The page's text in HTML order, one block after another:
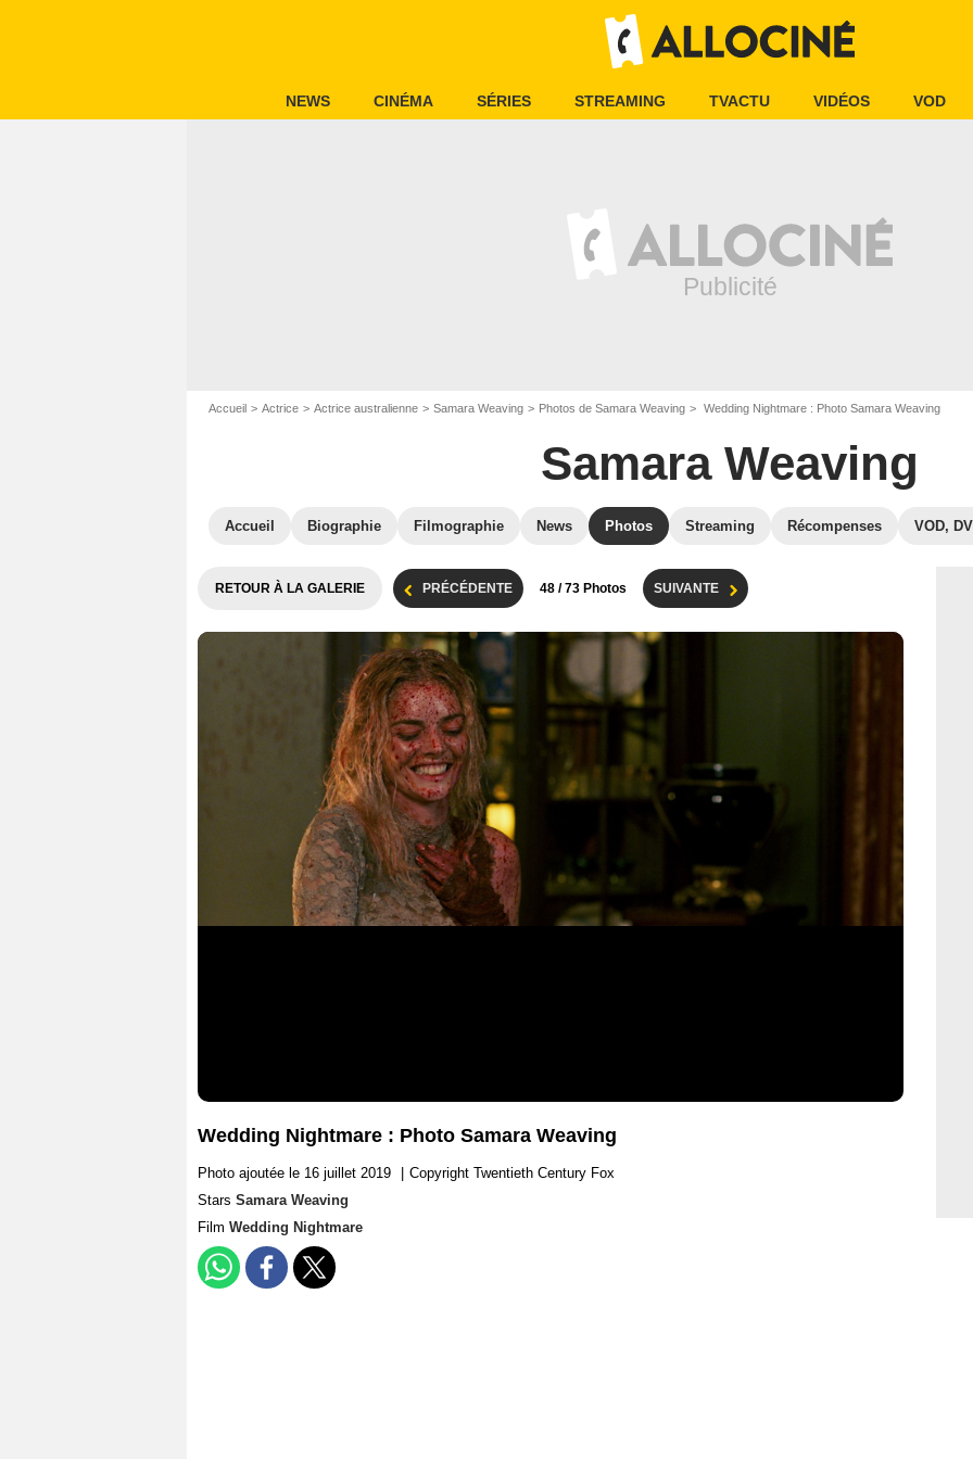
NEWS CINÉMA SÉRIES STREAMING TVACTU VIDÉOS VOD
Accueil Actrice Actrice australienne Samara Weaving Photos de Samara Weaving Wedding Nightmare : Photo Samara Weaving
Samara Weaving
Accueil Biographie Filmographie News Photos Streaming Récompenses VOD,
RETOUR À LA GALERIE PRÉCÉDENTE 48 / 73 Photos SUIVANTE
Wedding Nightmare : Photo Samara Weaving
Photo ajoutée le 16 juillet 2019
Copyright Twentieth Century Fox
Stars Samara Weaving
Film Wedding Nightmare